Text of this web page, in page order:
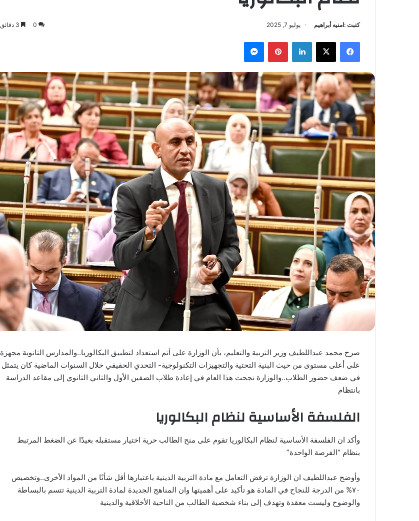
كتبت :امنيه أبراهيم يوليو 7, 2025 0
فيسبوك ‫X لينكدإن بينتيريستماسنجر
صرح محمد عبداللطيف وزير التربية والتعليم، بأن الوزارة على أتم استعداد لتطبيق البكالوريا..والمدارس الثانوية مجهزة
على أعلى مستوى من حيث البنية التحتية والتجهيزات التكنولوجية- التحدي الحقيقي خلال السنوات الماضية كان يتمثل
في ضعف حضور الطلاب..والوزارة نجحت هذا العام في إعادة طلاب الصفين الأول والثاني الثانوي إلى مقاعد الدراسة
بانتظام
الفلسفة الأساسية لنظام البكالوريا
وأكد ان الفلسفة الأساسية لنظام البكالوريا تقوم على منح الطالب حرية اختيار مستقبله بعيدًا عن الضغط المرتبط
بنظام “الفرصة الواحدة”
وأوضح عبداللطيف ان الوزارة ترفض التعامل مع مادة التربية الدينية باعتبارها أقل شأنًا من المواد الأخرى..وتخصيص
٧٠% من الدرجة للنجاح في المادة هو تأكيد على أهميتها وان المناهج الجديدة لمادة التربية الدينية تتسم بالبساطة
والوضوح وليست معقدة وتهدف إلى بناء شخصية الطالب من الناحية الأخلاقية والدينية